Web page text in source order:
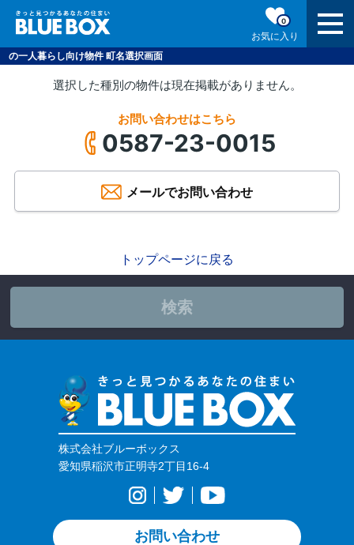
お気に入り
0
の一人暮らし向け物件 町名選択画面
選択した種別の物件は現在掲載がありません。
お問い合わせはこちら
0587-23-0015
メールでお問い合わせ
トップページに戻る
検索
株式会社ブルーボックス
愛知県稲沢市正明寺2丁目16-4
お問い合わせ